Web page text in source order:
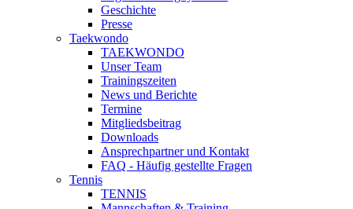
Geschichte
Presse
Taekwondo
TAEKWONDO
Unser Team
Trainingszeiten
News und Berichte
Termine
Mitgliedsbeitrag
Downloads
Ansprechpartner und Kontakt
FAQ - Häufig gestellte Fragen
Tennis
TENNIS